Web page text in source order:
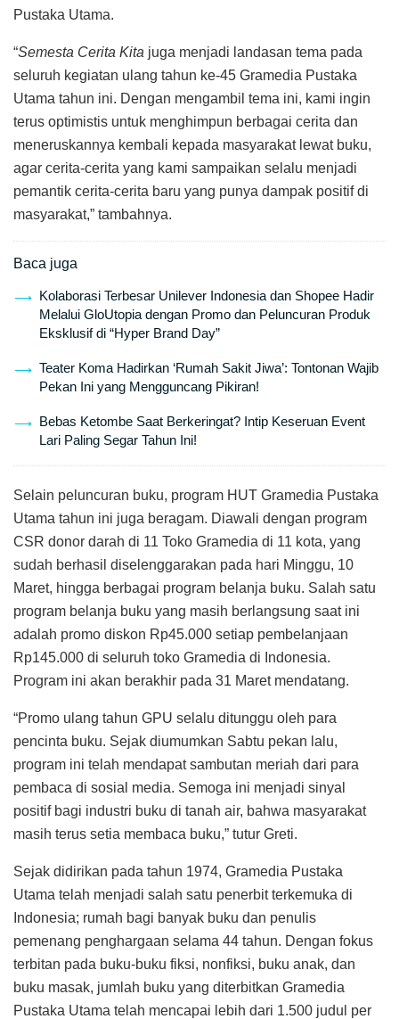
Pustaka Utama.
“Semesta Cerita Kita juga menjadi landasan tema pada
seluruh kegiatan ulang tahun ke-45 Gramedia Pustaka
Utama tahun ini. Dengan mengambil tema ini, kami ingin
terus optimistis untuk menghimpun berbagai cerita dan
meneruskannya kembali kepada masyarakat lewat buku,
agar cerita-cerita yang kami sampaikan selalu menjadi
pemantik cerita-cerita baru yang punya dampak positif di
masyarakat,” tambahnya.
Baca juga
Kolaborasi Terbesar Unilever Indonesia dan Shopee Hadir
Melalui GloUtopia dengan Promo dan Peluncuran Produk
Eksklusif di “Hyper Brand Day”
Teater Koma Hadirkan ‘Rumah Sakit Jiwa’: Tontonan Wajib
Pekan Ini yang Mengguncang Pikiran!
Bebas Ketombe Saat Berkeringat? Intip Keseruan Event
Lari Paling Segar Tahun Ini!
Selain peluncuran buku, program HUT Gramedia Pustaka
Utama tahun ini juga beragam. Diawali dengan program
CSR donor darah di 11 Toko Gramedia di 11 kota, yang
sudah berhasil diselenggarakan pada hari Minggu, 10
Maret, hingga berbagai program belanja buku. Salah satu
program belanja buku yang masih berlangsung saat ini
adalah promo diskon Rp45.000 setiap pembelanjaan
Rp145.000 di seluruh toko Gramedia di Indonesia.
Program ini akan berakhir pada 31 Maret mendatang.
“Promo ulang tahun GPU selalu ditunggu oleh para
pencinta buku. Sejak diumumkan Sabtu pekan lalu,
program ini telah mendapat sambutan meriah dari para
pembaca di sosial media. Semoga ini menjadi sinyal
positif bagi industri buku di tanah air, bahwa masyarakat
masih terus setia membaca buku,” tutur Greti.
Sejak didirikan pada tahun 1974, Gramedia Pustaka
Utama telah menjadi salah satu penerbit terkemuka di
Indonesia; rumah bagi banyak buku dan penulis
pemenang penghargaan selama 44 tahun. Dengan fokus
terbitan pada buku-buku fiksi, nonfiksi, buku anak, dan
buku masak, jumlah buku yang diterbitkan Gramedia
Pustaka Utama telah mencapai lebih dari 1.500 judul per